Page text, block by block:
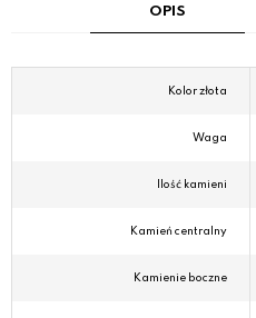
OPIS
Kolor złota
Waga
Ilość kamieni
Kamień centralny
Kamienie boczne